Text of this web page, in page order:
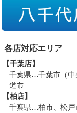
各店対応エリア
【千葉店】
千葉県…千葉市（中
道市
【柏店】
千葉県…柏市、松戸